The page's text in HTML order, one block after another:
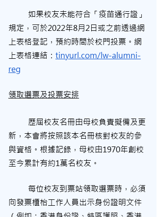
規定，可於2022年8月2日或之前透過網
上表格登記，預約時間於校門投票。網
上表格連結： tinyurl.com/lw-alumni-
reg
領取選票及投票安排
新，本會將按照該本名冊核對校友的參
與資格。根據記錄，母校由1970年創校
至今累計有約1萬名校友。
向發票櫃枱工作人員出示身份證明文件